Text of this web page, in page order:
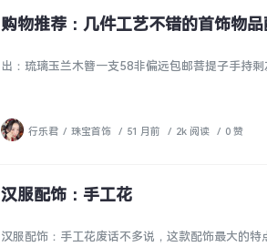
购物推荐：几件工艺不错的首饰物
出：琉璃玉兰木簪一支58非偏远包邮菩提子手持
行乐君 / 珠宝首饰 / 51 月前 / 2k 阅读 / 0 赞
汉服配饰：手工花
汉服配饰：手工花废话不多说，这款配饰最大的